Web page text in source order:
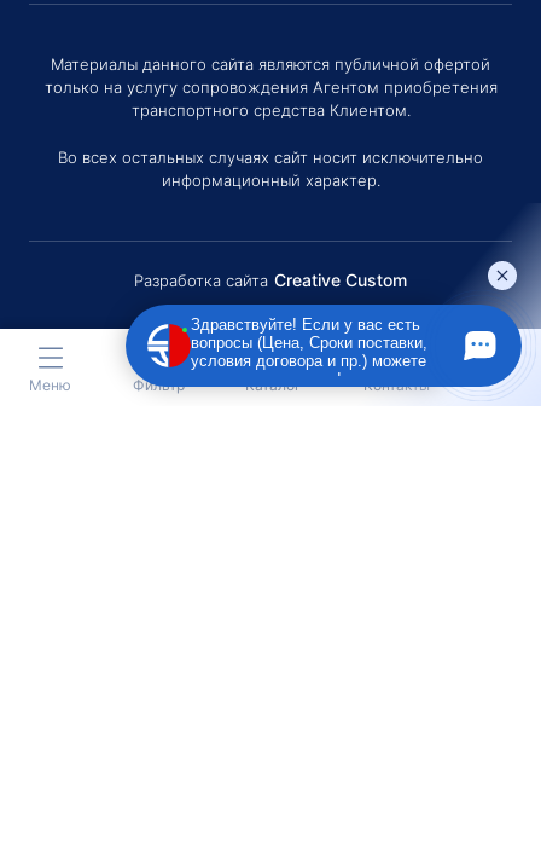
Материалы данного сайта являются публичной офертой
только на услугу сопровождения Агентом приобретения
транспортного средства Клиентом.
Во всех остальных случаях сайт носит исключительно
информационный характер.
Разработка сайта Creative Custom
Меню Фильтр Каталог Контакты
Здравствуйте! Если у вас есть
вопросы (Цена, Сроки поставки,
условия договора и пр.) можете
задать их мне в чат!